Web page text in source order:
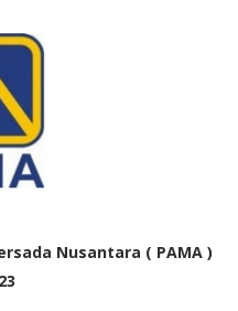
Nusantara ( PAMA )